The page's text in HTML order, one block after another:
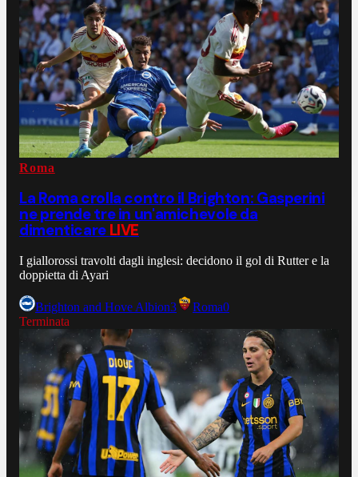
Roma
La Roma crolla contro il Brighton: Gasperini
ne prende tre in un'amichevole da
dimenticare LIVE
I giallorossi travolti dagli inglesi: decidono il gol di Rutter e la
doppietta di Ayari
Brighton and Hove Albion3 Roma0
Terminata